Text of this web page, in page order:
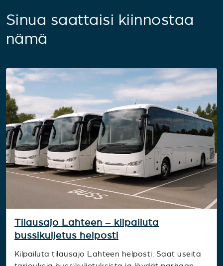
Sinua saattaisi kiinnostaa
nämä
Tilausajo Lahteen – kilpailuta
bussikuljetus helposti
Kilpailuta tilausajo Lahteen helposti. Saat useita